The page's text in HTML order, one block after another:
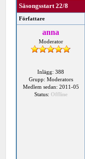
Säsongsstart 22/8
Författare
anna
Moderator
Inlägg: 388
Grupp: Moderators
Medlem sedan: 2011-05
Status: Offline